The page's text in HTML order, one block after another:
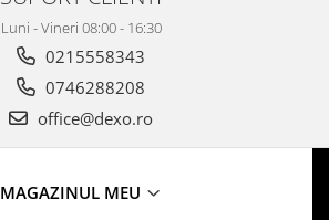
Luni - Vineri 08:00 - 16:30
0215558343
0746288208
office@dexo.ro
MAGAZINUL MEU